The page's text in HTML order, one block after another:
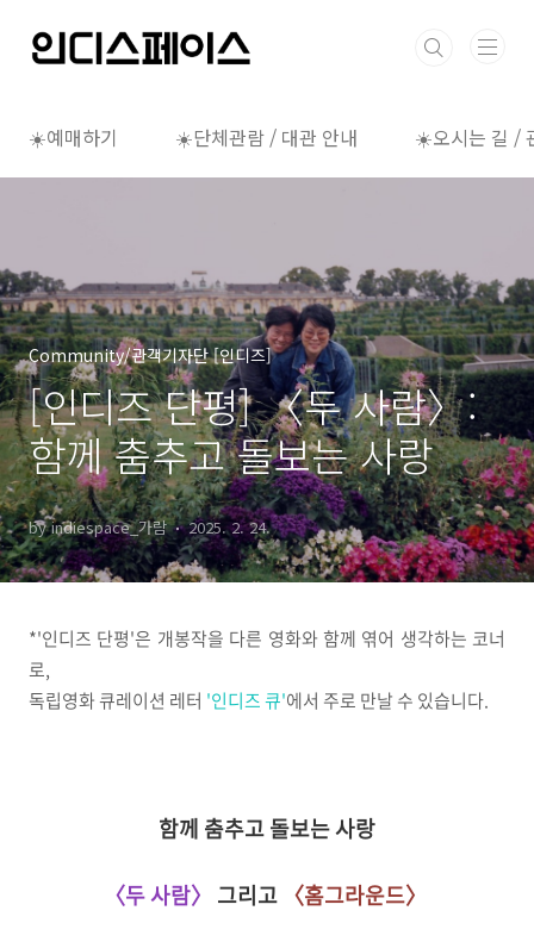
☀️예매하기 ☀️단체관람 / 대관 안내 ☀️오시는 길 /
Community/관객기자단 [인디즈]
[인디즈 단평] 〈두 사람〉:
함께 춤추고 돌보는 사랑
by indiespace_가람 2025. 2. 24.
*'인디즈 단평'은 개봉작을 다른 영화와 함께 엮어 생각하는 코너
로,
독립영화 큐레이션 레터 '인디즈 큐'에서 주로 만날 수 있습니다.
함께 춤추고 돌보는 사랑
〈두 사람〉 그리고 〈홈그라운드〉